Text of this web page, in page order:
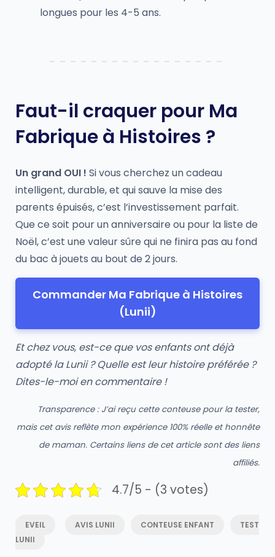
longues pour les 4-5 ans.
Faut-il craquer pour Ma
Fabrique à Histoires ?
Un grand OUI ! Si vous cherchez un cadeau
intelligent, durable, et qui sauve la mise des
parents épuisés, c’est l’investissement parfait.
Que ce soit pour un anniversaire ou pour la liste de
Noël, c’est une valeur sûre qui ne finira pas au fond
du bac à jouets au bout de 2 jours.
Commander Ma Fabrique à Histoires
(Lunii)
Et chez vous, est-ce que vos enfants ont déjà
adopté la Lunii ? Quelle est leur histoire préférée ?
Dites-le-moi en commentaire !
Transparence : J’ai reçu cette conteuse pour la tester,
mais cet avis reflète mon expérience 100% réelle et honnête
de maman. Certains liens de cet article sont des liens
affiliés.
4.7/5 - (3 votes)
EVEIL AVIS LUNII CONTEUSE ENFANT
TEST
LUNII